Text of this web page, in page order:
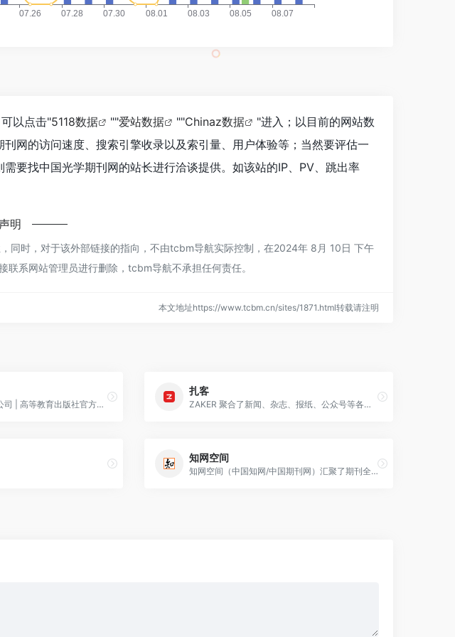
以点击"5118数据 ""爱站数据 ""Chinaz数据
"进入；以目前的网站数
网的访问速度、搜索引擎收录以及索引量、用户体验等；当然要评估一
要找中国光学期刊网的站长进行洽谈提供。如该站的IP、PV、跳出率
明
同时，对于该外部链接的指向，不由tcbm导航实际控制，在2024年 8月 10日 下午
系网站管理员进行删除，tcbm导航不承担任何责任。
本文地址https://www.tcbm.cn/sites/1871.html转载请注明
高等教育出版社有限公司 | 高等教育出版社官方网站 |高教社官网|高等教育出版社门户网站
扎客
ZAKER 聚合了新闻、杂志、报纸、公众号等各类头条资讯，提供头条,科技,娱乐,体育,国内,国际,军事,财经,互联网,教育,时尚,社会,亲子,情感,旅游,科学,
知网空间
知网空间（中国知网/中国期刊网）汇聚了期刊全文、博士论文、硕士论文、毕业论文、免费论文、会议论文等各类文献、论文下载资源 ；论文网题录摘要免费下载。知网空间是全